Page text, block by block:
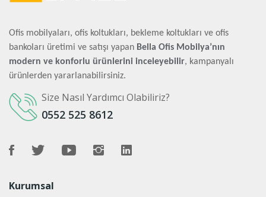
Ofis mobilyaları, ofis koltukları, bekleme koltukları ve ofis
bankoları üretimi ve satışı yapan Bella Ofis Mobilya’nın
modern ve konforlu ürünlerini inceleyebilir, kampanyalı
ürünlerden yararlanabilirsiniz.
Size Nasıl Yardımcı Olabiliriz?
0552 525 8612
Kurumsal